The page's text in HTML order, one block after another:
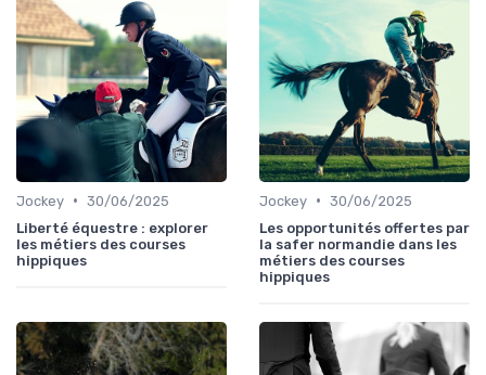
Jockey • 30/06/2025
Liberté équestre : explorer
les métiers des courses
hippiques
Jockey • 30/06/2025
Les opportunités offertes par
la safer normandie dans les
métiers des courses
hippiques